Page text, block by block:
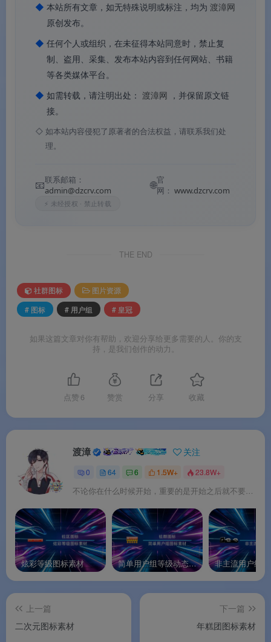
品牌认证 高品质、独家认证的视觉符号
常见问题
Q1：这套素材一共包含多少个图标？
A：涵盖VIP会员皇冠、管理员皇冠、等级勋章皇冠等多
种类型，共计数百枚独立图标。
Q2：不同等级的图标主要区别在哪里？
翅膀、奖杯等逐级增加）进行等级区分
Q3：这套素材适合用在哪些地方？
A：适用于网站建设、会员等级体系、用户成长系统、
中心等级展示、评论区用户标识等多种场景。
皇冠用户组图标以多元化风格与丰富格式为用户组体系与会
员等级系统提供一站式图标解决方案。以皇冠为形、以等级
为阶，适配多种数字产品场景，开箱即用。
◆ 本站所有文章，如无特殊说明或标注，均为 渡漳网
原创发布。
◆ 任何个人或组织，在未征得本站同意时，禁止复
制、盗用、采集、发布本站内容到任何网站、书籍
等各类媒体平台。
◆ 如需转载，请注明出处： 渡漳网 ，并保留原文链
接。
◇ 如本站内容侵犯了原著者的合法权益，请联系我们处
理。
📧联系邮箱：
admin@dzcrv.com
🌐官
网： www.dzcrv.com
⚡ 未经授权 · 禁止转载
THE END
社群图标
图片资源
# 图标
# 用户组 # 皇冠
如果这篇文章对你有帮助，欢迎分享给更多需要的人。你的支
持，是我们创作的动力。
点赞 6 赞赏 分享 收藏
渡漳 关注
0 64 6 1.5W+ 23.8W+
不论你在什么时候开始，重要的是开始之后就不要停止。
炫彩等级图标素材 简单用户组等级动态图标素材
上一篇
二次元图标素材
下一篇
年糕团图标素材